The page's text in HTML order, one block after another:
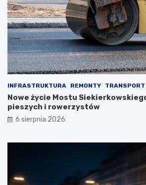
INFRASTRUKTURA REMONTY TRANSPORT
Nowe życie Mostu
pieszych i rowerzystów
6 sierpnia 2026